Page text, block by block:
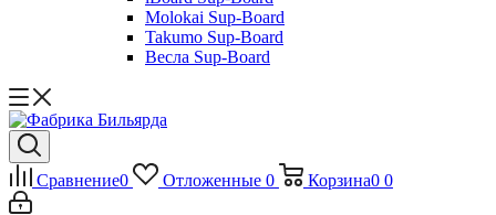
Molokai Sup-Board
Takumo Sup-Board
Весла Sup-Board
Сравнение0 Отложенные 0 Корзина0 0